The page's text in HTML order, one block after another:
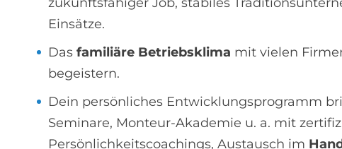
Einsätze.
Das familiäre Betriebsklima mit vielen
begeistern.
Dein persönliches Entwicklungsprogramm
Seminare, Monteur-Akademie u. a. mit
Persönlichkeitscoachings, Austausch im